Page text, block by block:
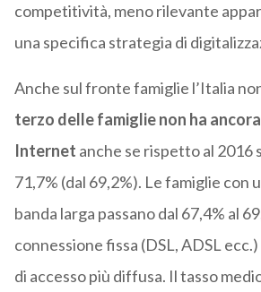
competitività, meno rilevante
una specifica strategia di
Anche sul fronte famiglie l’Italia
terzo delle famiglie non ha
Internet anche se rispetto al 2016
71,7% (dal 69,2%). Le famiglie con
banda larga passano dal 67,4% al
connessione fissa (DSL, ADSL
di accesso più diffusa. Il tasso